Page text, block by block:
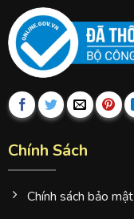
Chính Sách
Chính sách bảo mật